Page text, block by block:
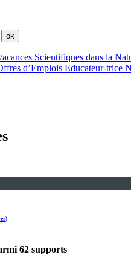
Scientifiques dans la
d’Emplois Educateur-trice
62 supports